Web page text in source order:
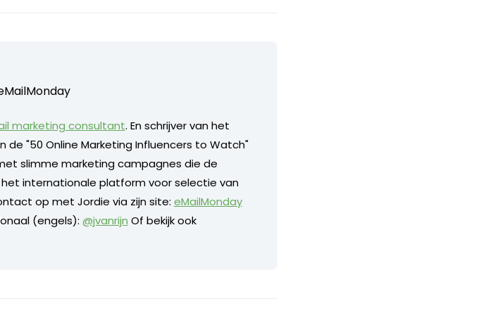
marketing consultant. En schrijver van het
de "50 Online Marketing Influencers to Watch"
slimme marketing campagnes die de
internationale platform voor selectie van
op met Jordie via zijn site: eMailMonday
(engels): @jvanrijn Of bekijk ook